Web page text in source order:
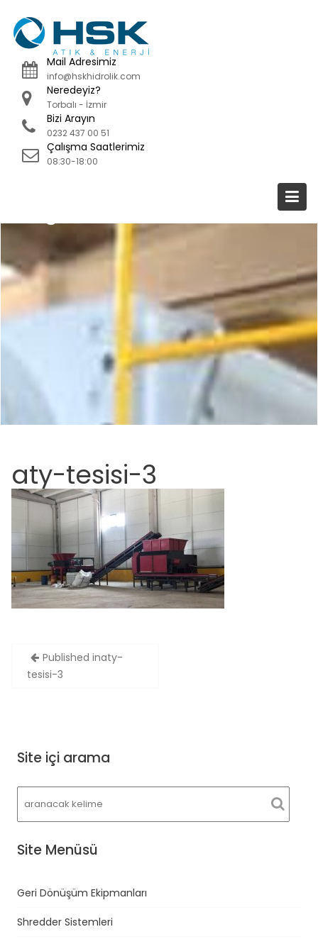
content
Mail Adresimiz
info@hskhidrolik.com
Neredeyiz?
Torbalı - İzmir
Bizi Arayın
0232 437 00 51
Çalışma Saatlerimiz
08:30-18:00
aty-tesisi-3
Yazı
gezinmesi
Published inaty-
tesisi-3
Site içi arama
Site Menüsü
Geri Dönüşüm Ekipmanları
Shredder Sistemleri